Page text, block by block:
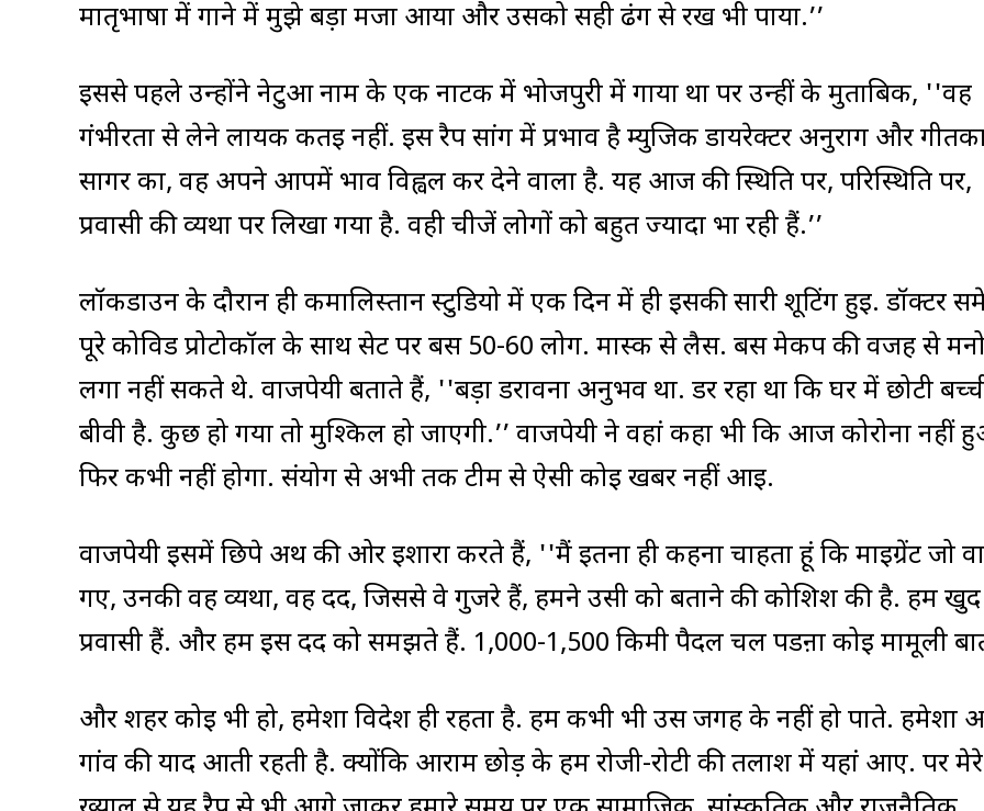
मातृभाषा में गाने में मुझे बड़ा मजा आया और उसको सही ढंग से रख भी पाया.’’
इससे पहले उन्होंने नेटुआ नाम के एक नाटक में भोजपुरी में गाया था पर उन्हीं के मुताबिक, ''वह
गंभीरता से लेने लायक कतई नहीं. इस रैप सांग में प्रभाव है म्युजिक डायरेक्टर अनुराग और
सागर का, वह अपने आपमें भाव विह्वल कर देने वाला है. यह आज की स्थिति पर, परिस्थिति पर,
प्रवासी की व्यथा पर लिखा गया है. वही चीजें लोगों को बहुत ज्यादा भा रही हैं.’’
लॉकडाउन के दौरान ही कमालिस्तान स्टुडियो में एक दिन में ही इसकी सारी शूटिंग हुई. डॉक्टर
पूरे कोविड प्रोटोकॉल के साथ सेट पर बस 50-60 लोग. मास्क से लैस. बस मेकप की वजह से
लगा नहीं सकते थे. वाजपेयी बताते हैं, ''बड़ा डरावना अनुभव था. डर रहा था कि घर में छोटी
बीवी है. कुछ हो गया तो मुश्किल हो जाएगी.’’ वाजपेयी ने वहां कहा भी कि आज कोरोना नहीं
फिर कभी नहीं होगा. संयोग से अभी तक टीम से ऐसी कोई खबर नहीं आई.
वाजपेयी इसमें छिपे अर्थ की ओर इशारा करते हैं, ''मैं इतना ही कहना चाहता हूं कि माइग्रेंट जो
गए, उनकी वह व्यथा, वह दर्द, जिससे वे गुजरे हैं, हमने उसी को बताने की कोशिश की है. हम खुद
प्रवासी हैं. और हम इस दर्द को समझते हैं. 1,000-1,500 किमी पैदल चल पडऩा कोई मामूली
और शहर कोई भी हो, हमेशा विदेश ही रहता है. हम कभी भी उस जगह के नहीं हो पाते. हमेशा
गांव की याद आती रहती है. क्योंकि आराम छोड़ के हम रोजी-रोटी की तलाश में यहां आए. पर मेरे